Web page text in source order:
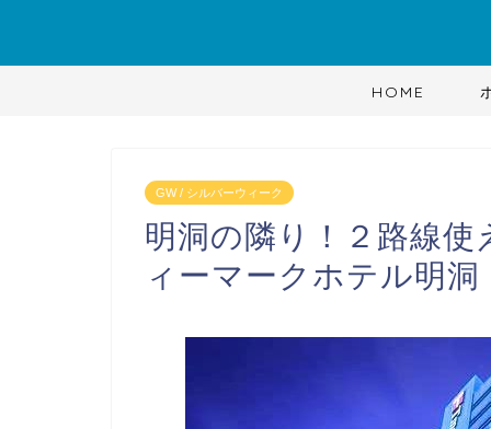
HOME
GW / シルバーウィーク
明洞の隣り！２路線
ィーマークホテル明洞